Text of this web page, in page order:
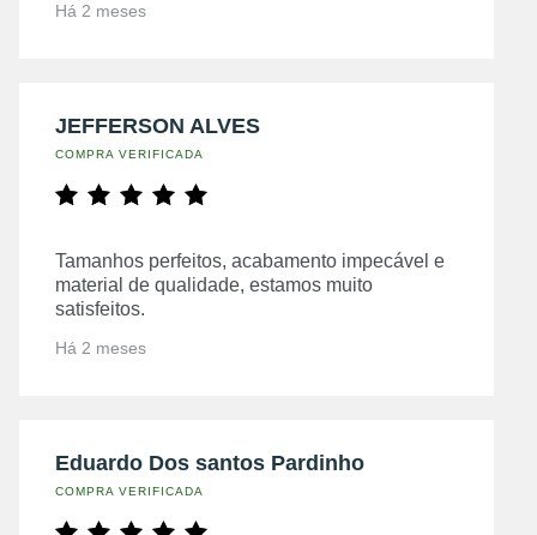
Há 2 meses
JEFFERSON ALVES
COMPRA VERIFICADA
Tamanhos perfeitos, acabamento impecável e
material de qualidade, estamos muito
satisfeitos.
Há 2 meses
Eduardo Dos santos Pardinho
COMPRA VERIFICADA